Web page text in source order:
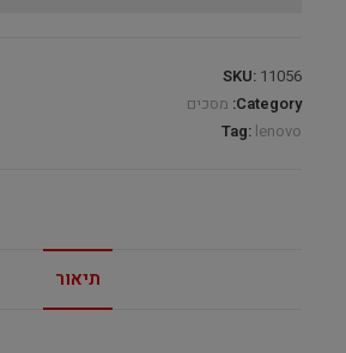
SKU: 11056
Category: מסכים
Tag: lenovo
תיאור